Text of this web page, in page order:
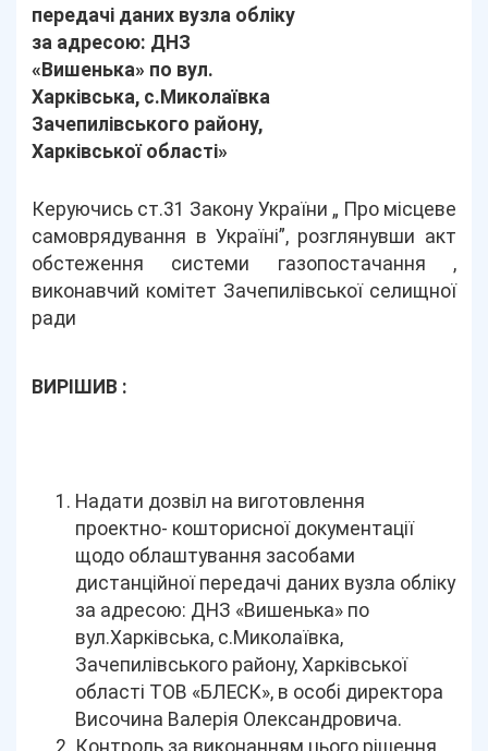
передачі даних вузла обліку
за адресою: ДНЗ
«Вишенька» по вул.
Харківська, с.Миколаївка
Зачепилівського району,
Харківської області»
Керуючись ст.31 Закону України „ Про місцеве
самоврядування в Україні”, розглянувши акт
обстеження системи газопостачання ,
виконавчий комітет Зачепилівської селищної
ради
ВИРІШИВ :
Надати дозвіл на виготовлення
проектно- кошторисної документації
щодо облаштування засобами
дистанційної передачі даних вузла обліку
за адресою: ДНЗ «Вишенька» по
вул.Харківська, с.Миколаївка,
Зачепилівського району, Харківської
області ТОВ «БЛЕСК», в особі директора
Височина Валерія Олександровича.
Контроль за виконанням цього рішення